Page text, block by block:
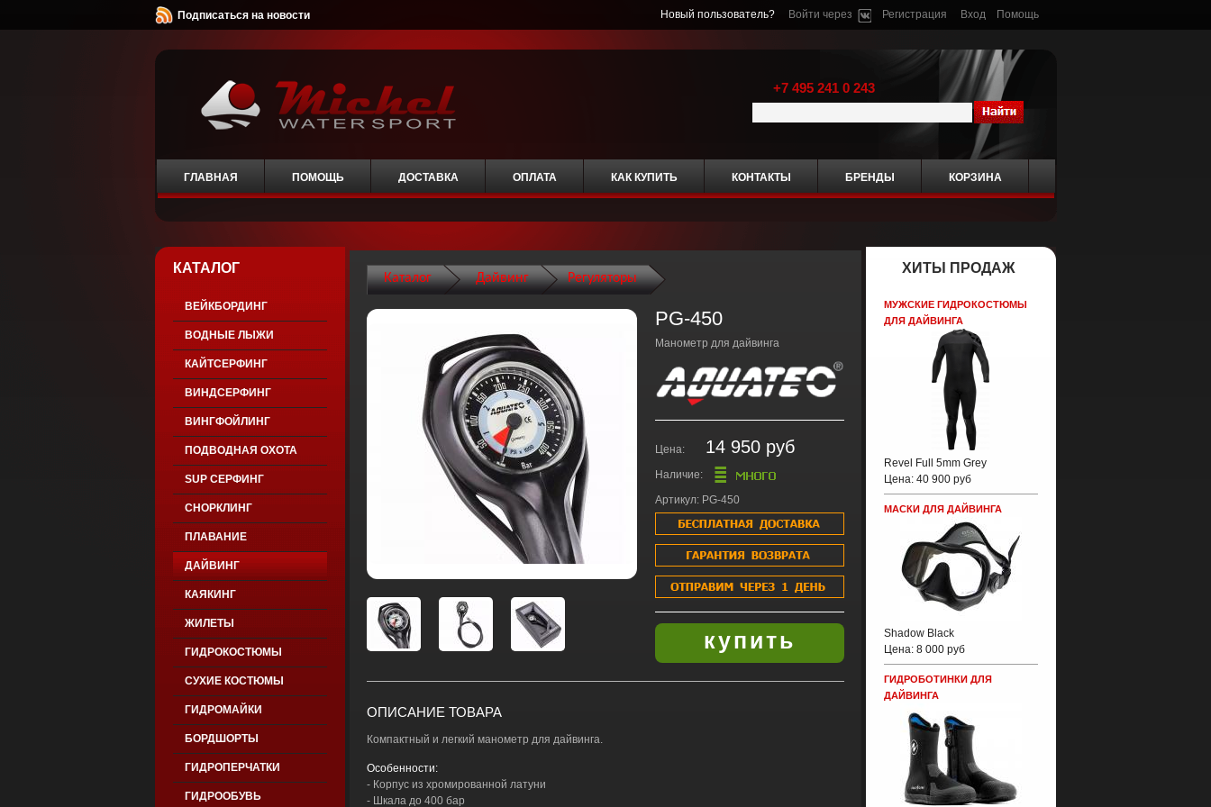
Подписаться на новости Новый пользователь? Войти через Регистрация Вход Помощь
+7 495 241 0 243
ГЛАВНАЯ ПОМОЩЬ ДОСТАВКА ОПЛАТА КАК КУПИТЬ КОНТАКТЫ БРЕНДЫ КОРЗИНА
КАТАЛОГ
ВЕЙКБОРДИНГ
ВОДНЫЕ ЛЫЖИ
КАЙТСЕРФИНГ
ВИНДСЕРФИНГ
ВИНГФОЙЛИНГ
ПОДВОДНАЯ ОХОТА
SUP СЕРФИНГ
СНОРКЛИНГ
ПЛАВАНИЕ
ДАЙВИНГ
КАЯКИНГ
ЖИЛЕТЫ
ГИДРОКОСТЮМЫ
СУХИЕ КОСТЮМЫ
ГИДРОМАЙКИ
БОРДШОРТЫ
ГИДРОПЕРЧАТКИ
ГИДРООБУВЬ
ХИТЫ ПРОДАЖ
МУЖСКИЕ ГИДРОКОСТЮМЫ
ДЛЯ ДАЙВИНГА
Revel Full 5mm Grey
Цена: 40 900 руб
МАСКИ ДЛЯ ДАЙВИНГА
Shadow Black
Цена: 8 000 руб
ГИДРОБОТИНКИ ДЛЯ
ДАЙВИНГА
Каталог Дайвинг Регуляторы
PG-450
Манометр для дайвинга
Цена: 14 950 руб
Наличие:
Артикул: PG-450
ОПИСАНИЕ ТОВАРА
Компактный и легкий манометр для дайвинга.
Особенности:
- Корпус из хромированной латуни
- Шкала до 400 бар